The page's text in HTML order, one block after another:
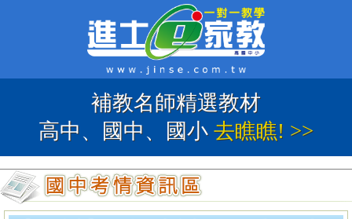
補教名師精選教材
高中、國中、國小去瞧瞧! >>